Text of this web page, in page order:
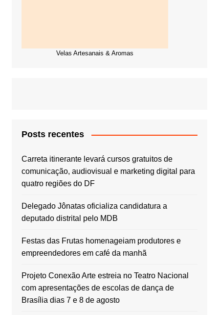
Velas Artesanais & Aromas
Posts recentes
Carreta itinerante levará cursos gratuitos de
comunicação, audiovisual e marketing digital para
quatro regiões do DF
Delegado Jônatas oficializa candidatura a
deputado distrital pelo MDB
Festas das Frutas homenageiam produtores e
empreendedores em café da manhã
Projeto Conexão Arte estreia no Teatro Nacional
com apresentações de escolas de dança de
Brasília dias 7 e 8 de agosto